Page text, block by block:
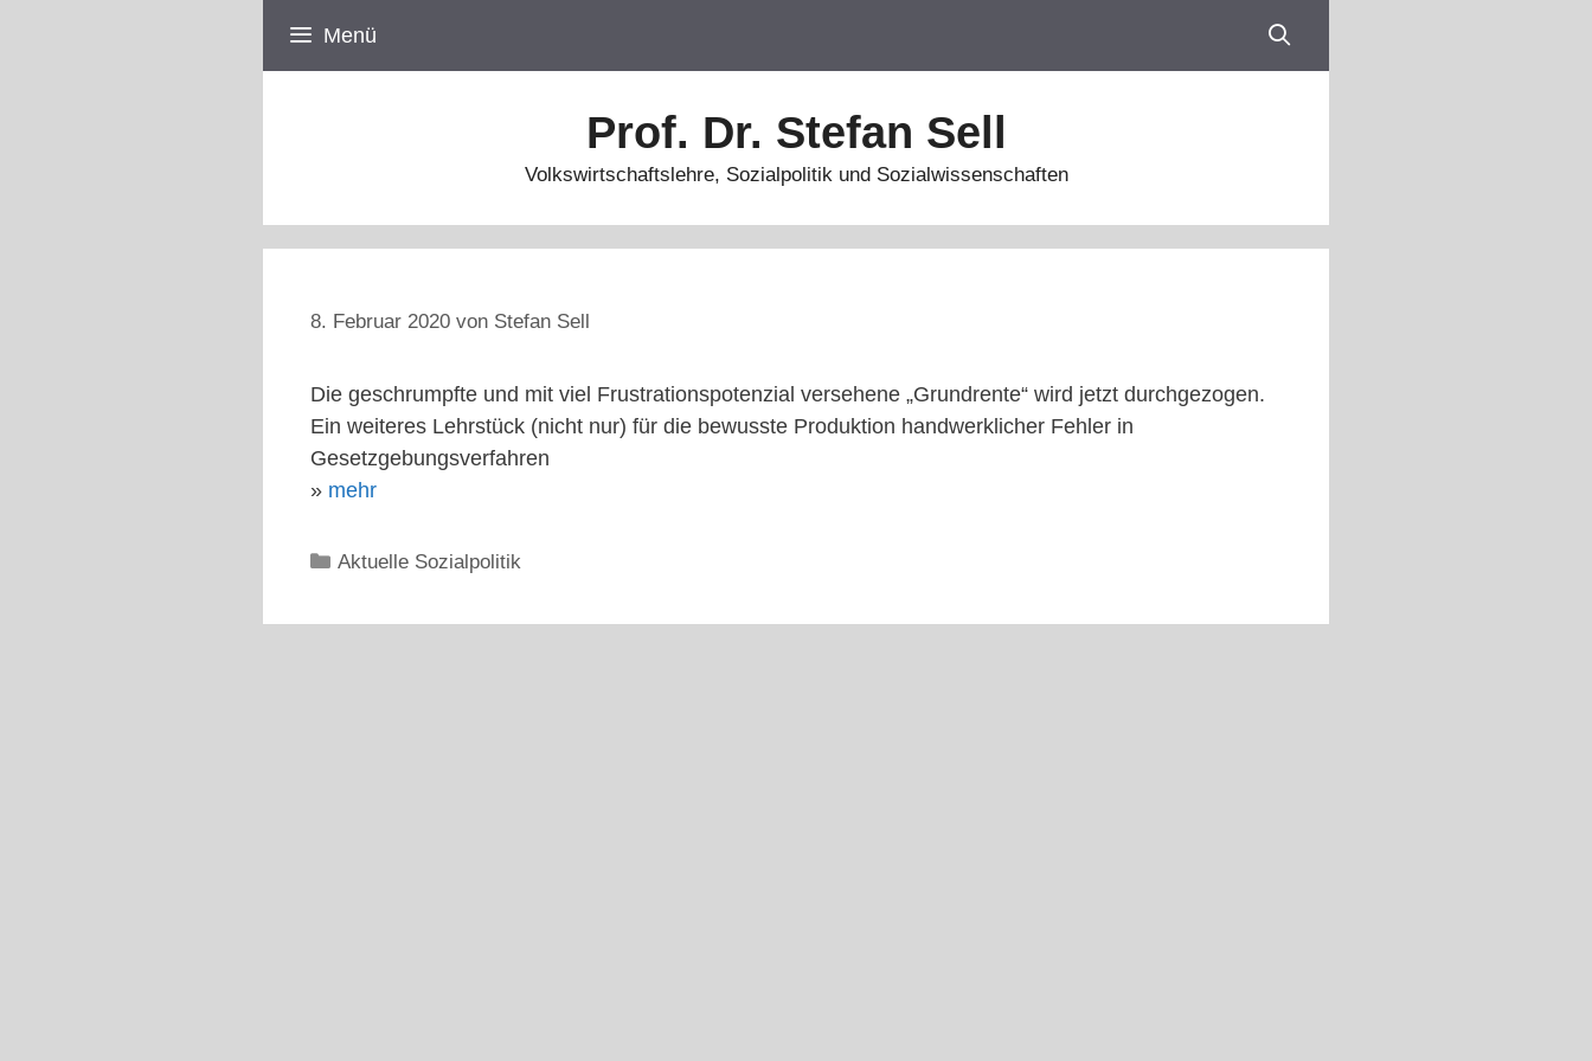
Menü
Prof. Dr. Stefan Sell
Volkswirtschaftslehre, Sozialpolitik und Sozialwissenschaften
8. Februar 2020 von Stefan Sell
Die geschrumpfte und mit viel Frustrationspotenzial versehene „Grundrente“ wird jetzt durchgezogen.
Ein weiteres Lehrstück (nicht nur) für die bewusste Produktion handwerklicher Fehler in
Gesetzgebungsverfahren
» mehr
Kategorien
Aktuelle Sozialpolitik